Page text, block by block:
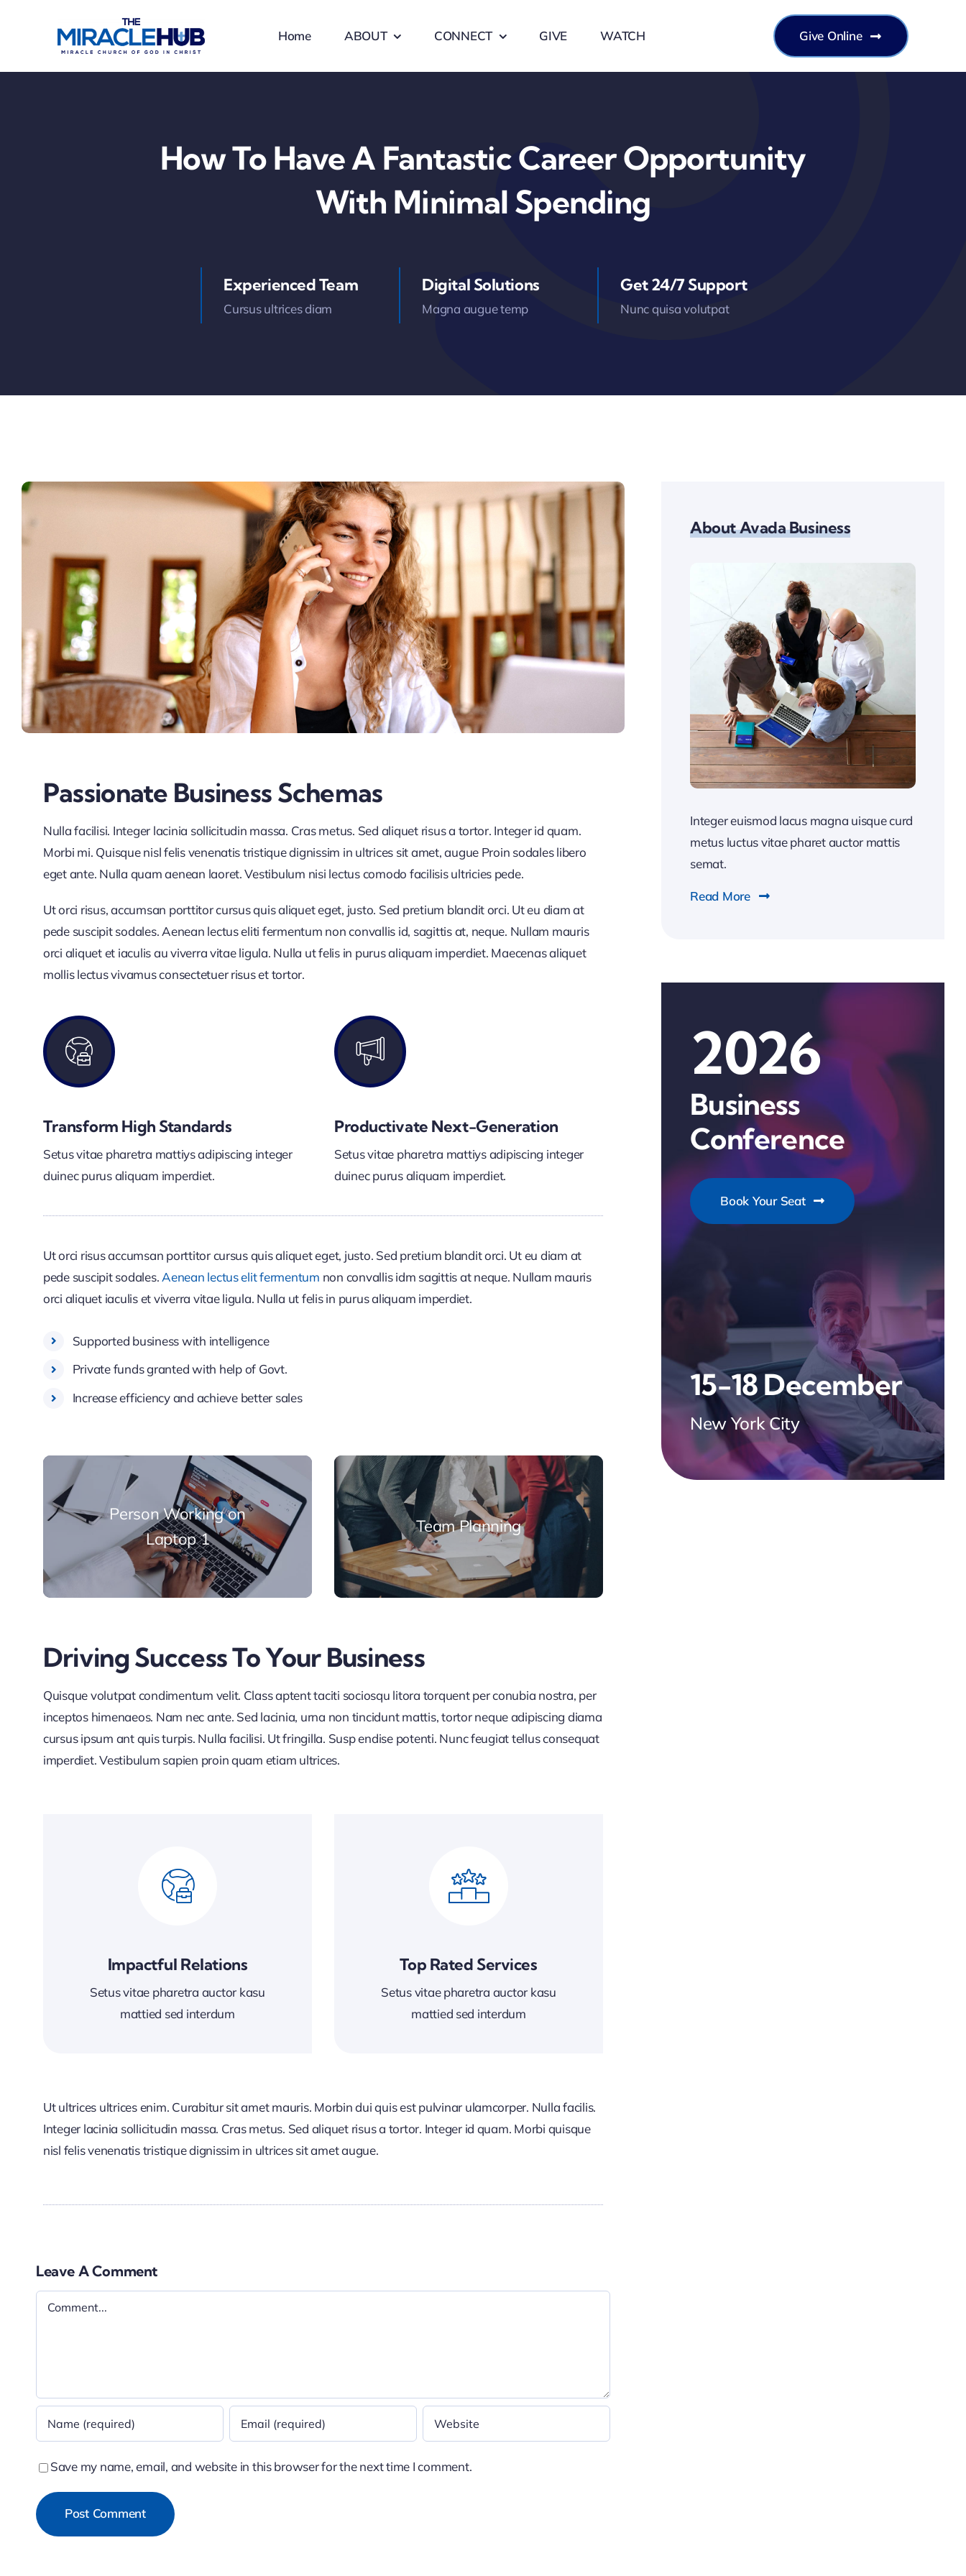
Home ABOUT CONNECT GIVE WATCH Give Online
How To Have A Fantastic Career Opportunity
With Minimal Spending
Experienced Team
Cursus ultrices diam
Digital Solutions
Magna augue temp
Get 24/7 Support
Nunc quisa volutpat
Passionate Business Schemas
Nulla facilisi. Integer lacinia sollicitudin massa. Cras metus. Sed aliquet risus a tortor. Integer id quam.
Morbi mi. Quisque nisl felis venenatis tristique dignissim in ultrices sit amet, augue Proin sodales libero
eget ante. Nulla quam aenean laoret. Vestibulum nisi lectus comodo facilisis ultricies pede.
Ut orci risus, accumsan porttitor cursus quis aliquet eget, justo. Sed pretium blandit orci. Ut eu diam at
pede suscipit sodales. Aenean lectus eliti fermentum non convallis id, sagittis at, neque. Nullam mauris
orci aliquet et iaculis au viverra vitae ligula. Nulla ut felis in purus aliquam imperdiet. Maecenas aliquet
mollis lectus vivamus consectetuer risus et tortor.
Transform High Standards
Setus vitae pharetra mattiys adipiscing integer
duinec purus aliquam imperdiet.
Productivate Next-Generation
Setus vitae pharetra mattiys adipiscing integer
duinec purus aliquam imperdiet.
Ut orci risus accumsan porttitor cursus quis aliquet eget, justo. Sed pretium blandit orci. Ut eu diam at
pede suscipit sodales. Aenean lectus elit fermentum non convallis idm sagittis at neque. Nullam mauris
orci aliquet iaculis et viverra vitae ligula. Nulla ut felis in purus aliquam imperdiet.
Supported business with intelligence
Private funds granted with help of Govt.
Increase efficiency and achieve better sales
Person Working on
Laptop 1
Team Planning
Driving Success To Your Business
Quisque volutpat condimentum velit. Class aptent taciti sociosqu litora torquent per conubia nostra, per
inceptos himenaeos. Nam nec ante. Sed lacinia, urna non tincidunt mattis, tortor neque adipiscing diama
cursus ipsum ant quis turpis. Nulla facilisi. Ut fringilla. Susp endise potenti. Nunc feugiat tellus consequat
imperdiet. Vestibulum sapien proin quam etiam ultrices.
Impactful Relations
Setus vitae pharetra auctor kasu
mattied sed interdum
Top Rated Services
Setus vitae pharetra auctor kasu
mattied sed interdum
Ut ultrices ultrices enim. Curabitur sit amet mauris. Morbin dui quis est pulvinar ulamcorper. Nulla facilis.
Integer lacinia sollicitudin massa. Cras metus. Sed aliquet risus a tortor. Integer id quam. Morbi quisque
nisl felis venenatis tristique dignissim in ultrices sit amet augue.
Leave A Comment
Comment
Save my name, email, and website in this browser for the next time I comment.
About Avada Business
Integer euismod lacus magna uisque curd
metus luctus vitae pharet auctor mattis
semat.
Read More
2026
Business
Conference
Book Your Seat
15-18 December
New York City